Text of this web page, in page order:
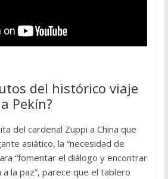
del histórico viaje
Pekín?
del cardenal Zuppi a China que
asiático, la “necesidad de
“fomentar el diálogo y encontrar
a la paz”, parece que el tablero